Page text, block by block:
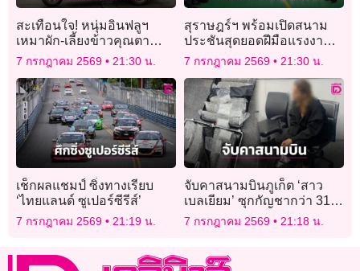
สะเทือนใจ! หนุ่มอินฟลูฯ
เหมาผัก-เลี้ยงข้าวคุณตา
ชาวนา ก่อนผู้เฒ่าประสบ
อุบัติเหตุเสียชีวิตตอนกลับ
บ้าน
7 กรกฎาคม 2569 21:30 น.
สุราษฎร์ฯ พร้อมเปิดสนาม
ประชันสุดยอดฝีมือแรงงาน!
สพร.11 ระดมทีมเทคนิค 16
จังหวัด วางระบบเข้ม
7 กรกฎาคม 2569 21:30 น.
เช็กผลแชมป์ ซิ่งทางเรียบ
‘ไทยแลนด์ ซูเปอร์ซีรีส์’
7 กรกฎาคม 2569 21:19 น.
จับคาสนามบินภูเก็ต ‘สาว
เบลเยียม’ ซุกกัญชากว่า 31
กก. เตรียมบินออกนอก
ประเทศ
7 กรกฎาคม 2569 21:18 น.